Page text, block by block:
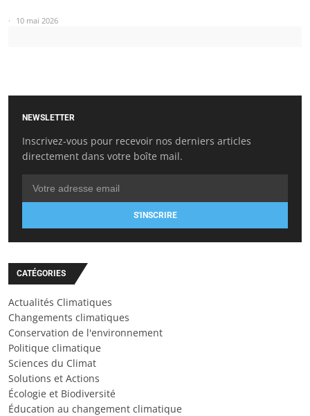
10 mai 2026
NEWSLETTER
Inscrivez-vous pour recevoir nos derniers articles
directement dans votre boîte mail.
S'INSCRIRE
CATÉGORIES
Actualités Climatiques
Changements climatiques
Conservation de l'environnement
Politique climatique
Sciences du Climat
Solutions et Actions
Écologie et Biodiversité
Éducation au changement climatique